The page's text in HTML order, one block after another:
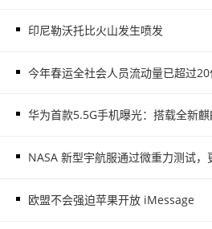
印尼勒沃托比火山发生喷发
今年春运全社会人员流动量已超过20
华为首款5.5G手机曝光：搭载全新
NASA 新型宇航服通过微重力测试，
欧盟不会强迫苹果开放 iMessage